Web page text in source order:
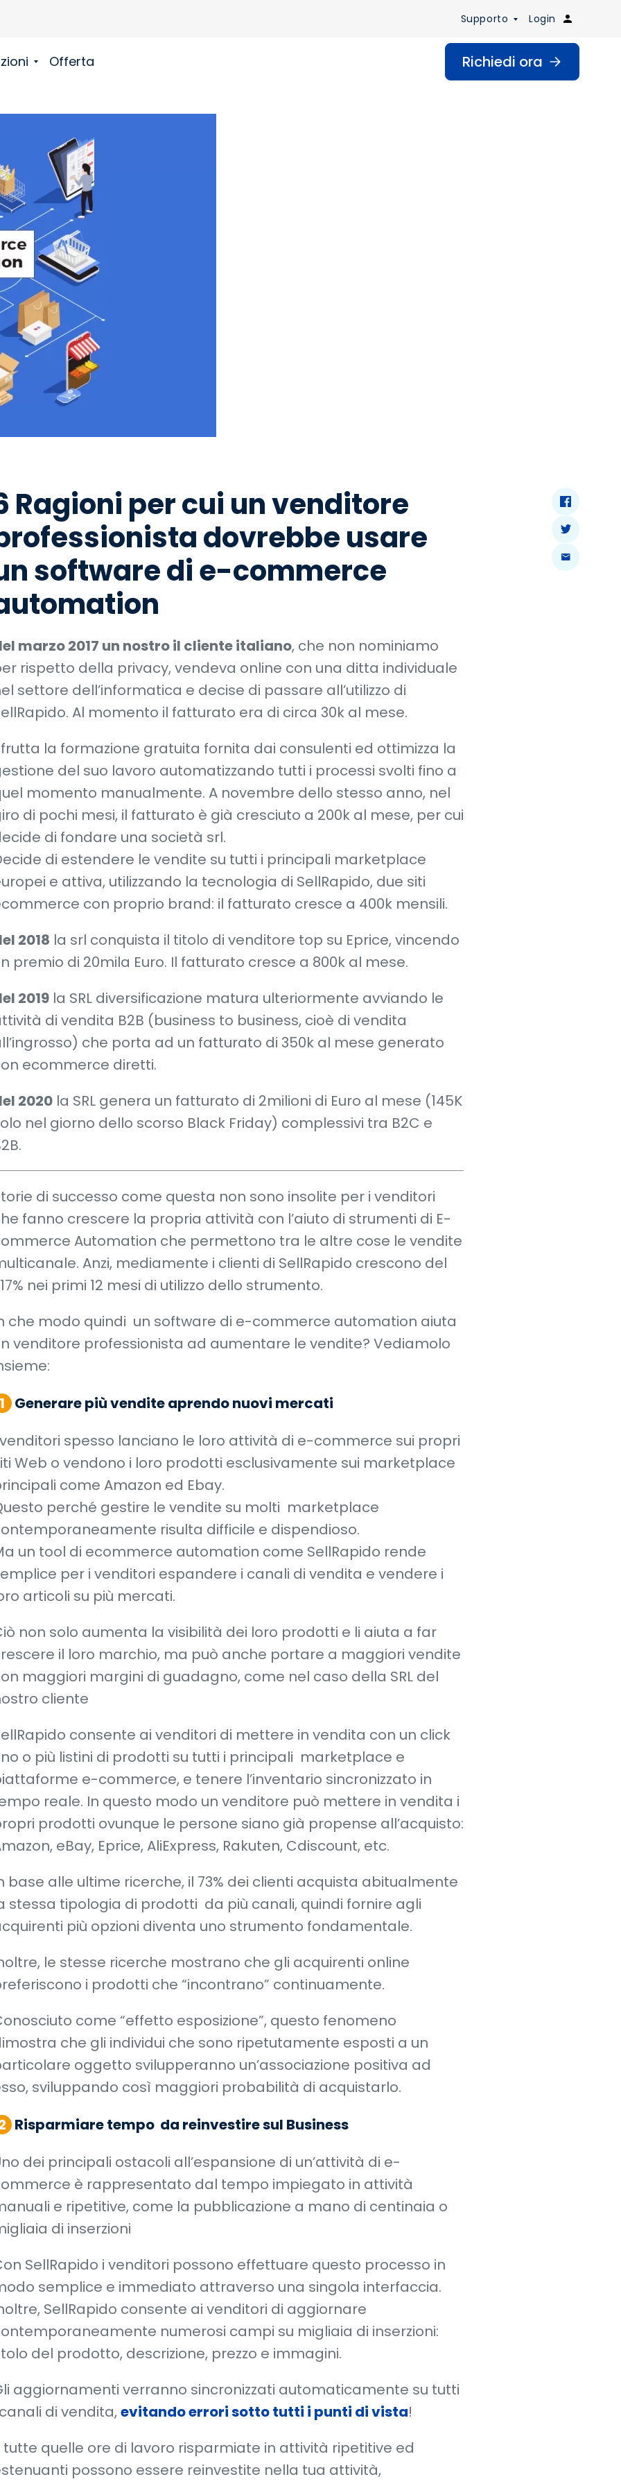
Offerta Richiedi ora
Supporto Login
Ragioni per cui un venditore
dovrebbe usare
software di e-commerce
marzo 2017 un nostro il cliente italiano, che non nominiamo
rispetto della privacy, vendeva online con una ditta individuale
settore dell’informatica e decise di passare all’utilizzo di
Al momento il fatturato era di circa 30k al mese.
la formazione gratuita fornita dai consulenti ed ottimizza la
del suo lavoro automatizzando tutti i processi svolti fino a
momento manualmente. A novembre dello stesso anno, nel
di pochi mesi, il fatturato è già cresciuto a 200k al mese, per cui
di fondare una società srl.
di estendere le vendite su tutti i principali marketplace
e attiva, utilizzando la tecnologia di SellRapido, due siti
con proprio brand: il fatturato cresce a 400k mensili.
2018 la srl conquista il titolo di venditore top su Eprice, vincendo
premio di 20mila Euro. Il fatturato cresce a 800k al mese.
2019 la SRL diversificazione matura ulteriormente avviando le
di vendita B2B (business to business, cioè di vendita
che porta ad un fatturato di 350k al mese generato
ecommerce diretti.
2020 la SRL genera un fatturato di 2milioni di Euro al mese (145K
nel giorno dello scorso Black Friday) complessivi tra B2C e
di successo come questa non sono insolite per i venditori
fanno crescere la propria attività con l’aiuto di strumenti di E-
Automation che permettono tra le altre cose le vendite
Anzi, mediamente i clienti di SellRapido crescono del
nei primi 12 mesi di utilizzo dello strumento.
che modo quindi un software di e-commerce automation aiuta
venditore professionista ad aumentare le vendite? Vediamolo
1 Generare più vendite aprendo nuovi mercati
spesso lanciano le loro attività di e-commerce sui propri
Web o vendono i loro prodotti esclusivamente sui marketplace
come Amazon ed Ebay.
perché gestire le vendite su molti marketplace
risulta difficile e dispendioso.
un tool di ecommerce automation come SellRapido rende
per i venditori espandere i canali di vendita e vendere i
articoli su più mercati.
non solo aumenta la visibilità dei loro prodotti e li aiuta a far
il loro marchio, ma può anche portare a maggiori vendite
maggiori margini di guadagno, come nel caso della SRL del
cliente
consente ai venditori di mettere in vendita con un click
o più listini di prodotti su tutti i principali marketplace e
e-commerce, e tenere l’inventario sincronizzato in
reale. In questo modo un venditore può mettere in vendita i
prodotti ovunque le persone siano già propense all’acquisto:
eBay, Eprice, AliExpress, Rakuten, Cdiscount, etc.
base alle ultime ricerche, il 73% dei clienti acquista abitualmente
stessa tipologia di prodotti da più canali, quindi fornire agli
più opzioni diventa uno strumento fondamentale.
le stesse ricerche mostrano che gli acquirenti online
i prodotti che “incontrano” continuamente.
come “effetto esposizione”, questo fenomeno
che gli individui che sono ripetutamente esposti a un
oggetto svilupperanno un’associazione positiva ad
sviluppando così maggiori probabilità di acquistarlo.
Risparmiare tempo da reinvestire sul Business
dei principali ostacoli all’espansione di un’attività di e-
è rappresentato dal tempo impiegato in attività
e ripetitive, come la pubblicazione a mano di centinaia o
di inserzioni
SellRapido i venditori possono effettuare questo processo in
semplice e immediato attraverso una singola interfaccia.
SellRapido consente ai venditori di aggiornare
numerosi campi su migliaia di inserzioni:
del prodotto, descrizione, prezzo e immagini.
aggiornamenti verranno sincronizzati automaticamente su tutti
di vendita,evitando errori sotto tutti i punti di vista!
tutte quelle ore di lavoro risparmiate in attività ripetitive ed
possono essere reinvestite nella tua attività,